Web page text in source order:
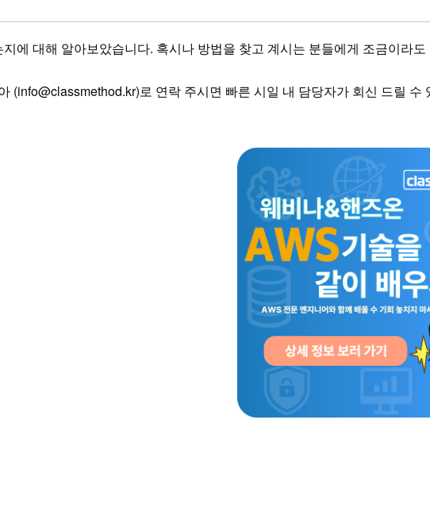
에 대해 알아보았습니다. 혹시나 방법을 찾고 계시는 분들에게 조금이라
로 연락 주시면 빠른 시일 내 담당자가 회신 드릴 수